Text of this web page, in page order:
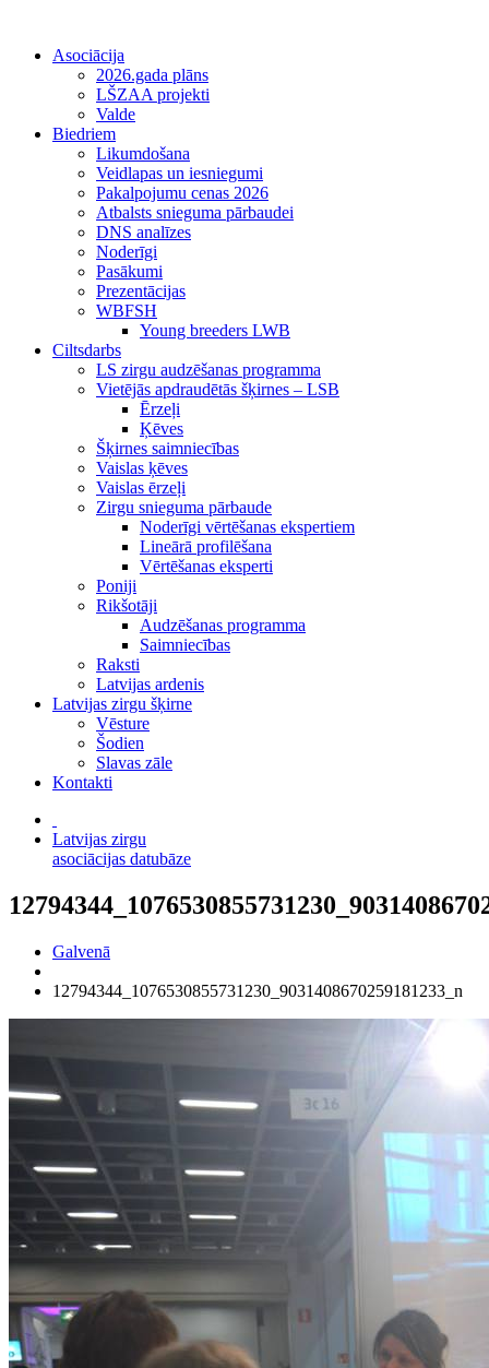
Asociācija
2026.gada plāns
LŠZAA projekti
Valde
Biedriem
Likumdošana
Veidlapas un iesniegumi
Pakalpojumu cenas 2026
Atbalsts snieguma pārbaudei
DNS analīzes
Noderīgi
Pasākumi
Prezentācijas
WBFSH
Young breeders LWB
Ciltsdarbs
LS zirgu audzēšanas programma
Vietējās apdraudētās šķirnes – LSB
Ērzeļi
Ķēves
Šķirnes saimniecības
Vaislas ķēves
Vaislas ērzeļi
Zirgu snieguma pārbaude
Noderīgi vērtēšanas ekspertiem
Lineārā profilēšana
Vērtēšanas eksperti
Poniji
Rikšotāji
Audzēšanas programma
Saimniecības
Raksti
Latvijas ardenis
Latvijas zirgu šķirne
Vēsture
Šodien
Slavas zāle
Kontakti
Latvijas zirgu
asociācijas datubāze
Galvenā
12794344_1076530855731230_9031408670259181233_n